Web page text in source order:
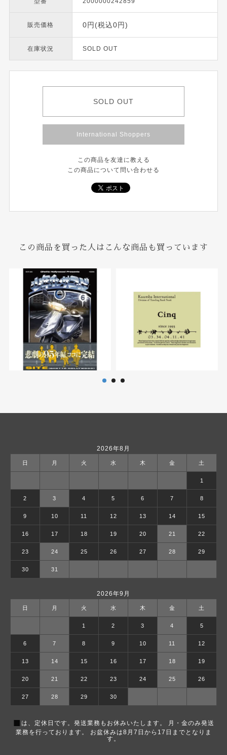
販売価格 0円(税込0円)
在庫状況 SOLD OUT
SOLD OUT
International Shoppers
この商品を友達に教える
この商品について問い合わせる
この商品を買った人はこんな商品も買っています
2026年8月
日 月 火 水 木 金 土
1
2 3 4 5 6 7 8
9 10 11 12 13 14 15
16 17 18 19 20 21 22
23 24 25 26 27 28 29
30 31
2026年9月
日 月 火 水 木 金 土
1 2 3 4 5
6 7 8 9 10 11 12
13 14 15 16 17 18 19
20 21 22 23 24 25 26
27 28 29 30
■ は、定休日です。発送業務もお休みいたします。 月・金のみ発送
業務を行っております。 お盆休みは8月7日から17日までとなりま
す。